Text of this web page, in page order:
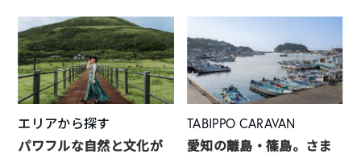
エリアから探す
パワフルな自然と文化が
TABIPPO CARAVAN
愛知の離島・篠島。さま